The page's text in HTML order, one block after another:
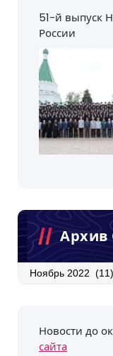
51-й выпуск
России
Архив
Архив
Новости до
сайта